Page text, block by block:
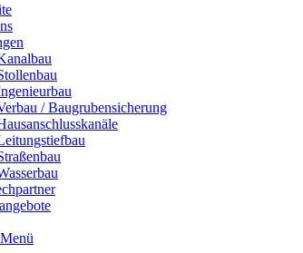
/ Baugrubensicherung
Menü